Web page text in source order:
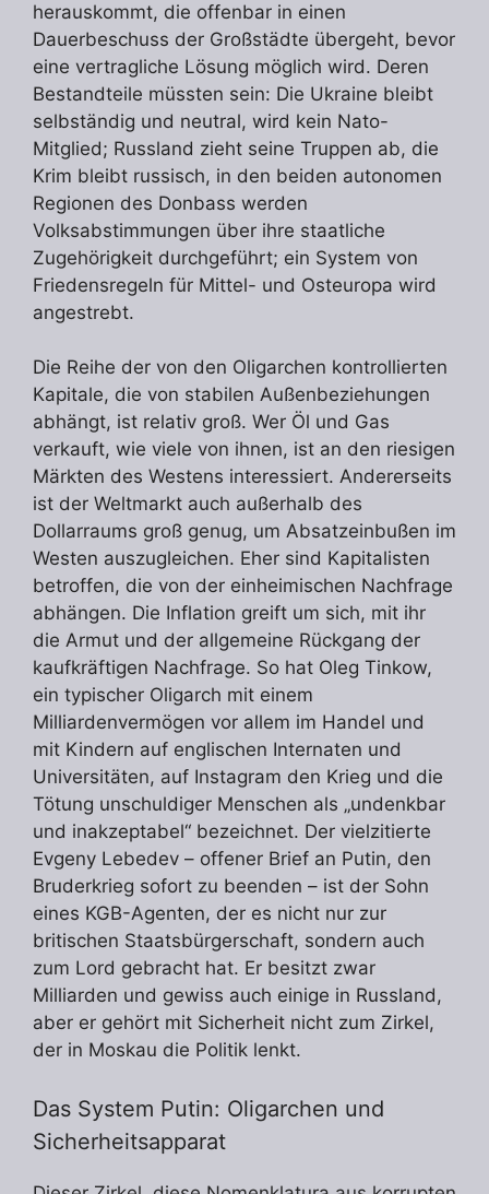
herauskommt, die offenbar in einen
Dauerbeschuss der Großstädte übergeht, bevor
eine vertragliche Lösung möglich wird. Deren
Bestandteile müssten sein: Die Ukraine bleibt
selbständig und neutral, wird kein Nato-
Mitglied; Russland zieht seine Truppen ab, die
Krim bleibt russisch, in den beiden autonomen
Regionen des Donbass werden
Volksabstimmungen über ihre staatliche
Zugehörigkeit durchgeführt; ein System von
Friedensregeln für Mittel- und Osteuropa wird
angestrebt.
Die Reihe der von den Oligarchen kontrollierten
Kapitale, die von stabilen Außenbeziehungen
abhängt, ist relativ groß. Wer Öl und Gas
verkauft, wie viele von ihnen, ist an den riesigen
Märkten des Westens interessiert. Andererseits
ist der Weltmarkt auch außerhalb des
Dollarraums groß genug, um Absatzeinbußen im
Westen auszugleichen. Eher sind Kapitalisten
betroffen, die von der einheimischen Nachfrage
abhängen. Die Inflation greift um sich, mit ihr
die Armut und der allgemeine Rückgang der
kaufkräftigen Nachfrage. So hat Oleg Tinkow,
ein typischer Oligarch mit einem
Milliardenvermögen vor allem im Handel und
mit Kindern auf englischen Internaten und
Universitäten, auf Instagram den Krieg und die
Tötung unschuldiger Menschen als „undenkbar
und inakzeptabel“ bezeichnet. Der vielzitierte
Evgeny Lebedev – offener Brief an Putin, den
Bruderkrieg sofort zu beenden – ist der Sohn
eines KGB-Agenten, der es nicht nur zur
britischen Staatsbürgerschaft, sondern auch
zum Lord gebracht hat. Er besitzt zwar
Milliarden und gewiss auch einige in Russland,
aber er gehört mit Sicherheit nicht zum Zirkel,
der in Moskau die Politik lenkt.
Das System Putin: Oligarchen und
Sicherheitsapparat